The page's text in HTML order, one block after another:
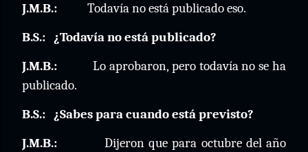
J.M.B.:
Todavía no está publicado eso.
B.S.: ¿Todavía no está publicado?
J.M.B.:
Lo aprobaron, pero todavía no se ha
publicado.
B.S.: ¿Sabes para cuando está previsto?
J.M.B.:
Dijeron que para octubre del año